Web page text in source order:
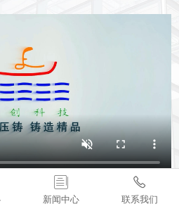

新闻中心

联系我们